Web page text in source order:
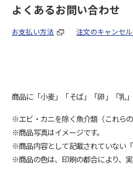
よくあるお問い合わせ
お支払い方法 注文のキャンセ
商品に「小麦」「そば」「卵」「乳
※エビ・カニを除く魚介類（これら
※商品写真はイメージです。
※商品内容として記載されていない
※商品の色は、印刷の都合により、実